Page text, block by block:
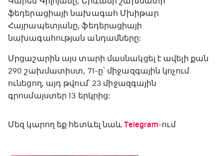
ֆեդերացիայի նախագահ Մխիթար
Հայրապետյանը, ֆեդերացիայի
նախագահության անդամները:
Մրցաշարին այս տարի մասնակցել է ավելի քան
290 շախմատիստ, 71-ը՝ միջազգային կոչում
ունեցող, այդ թվում՝ 23 միջազգային
գրոսմայստեր 13 երկրից:
Մեզ կարող եք հետևել նաև Telegram-ում